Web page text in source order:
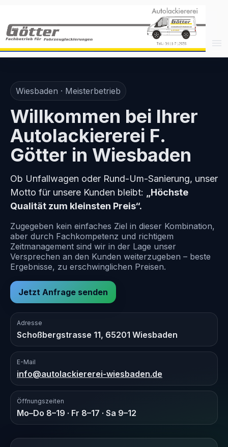
Wiesbaden · Meisterbetrieb
Willkommen bei Ihrer
Autolackiererei F.
Götter in Wiesbaden
Ob Unfallwagen oder Rund-Um-Sanierung, unser
Motto für unsere Kunden bleibt:
„Höchste
Qualität zum kleinsten Preis“.
Zugegeben kein einfaches Ziel in dieser Kombination,
aber durch Fachkompetenz und richtigem
Zeitmanagement sind wir in der Lage unser
Versprechen an den Kunden weiterzugeben – beste
Ergebnisse, zu erschwinglichen Preisen.
Jetzt Anfrage senden
Adresse
Schoßbergstrasse 11, 65201 Wiesbaden
E-Mail
info@autolackiererei-wiesbaden.de
Öffnungszeiten
Mo–Do 8–19 · Fr 8–17 · Sa 9–12